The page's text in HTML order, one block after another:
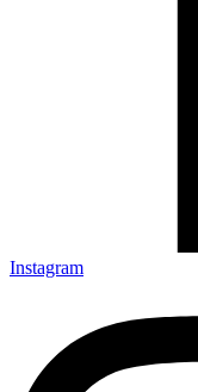
Instagram